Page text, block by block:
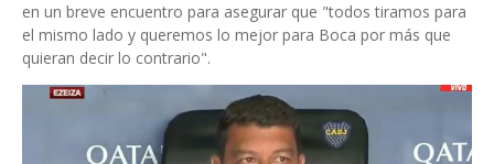
en un breve encuentro para asegurar que "todos tiramos para
el mismo lado y queremos lo mejor para Boca por más que
quieran decir lo contrario".